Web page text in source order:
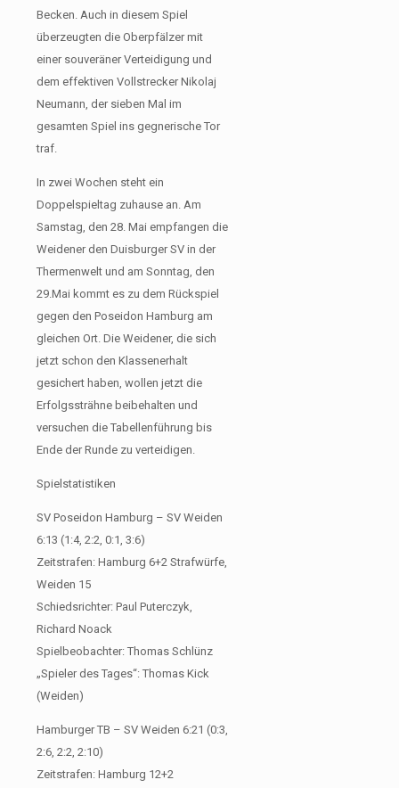
Becken. Auch in diesem Spiel
überzeugten die Oberpfälzer mit
einer souveräner Verteidigung und
dem effektiven Vollstrecker Nikolaj
Neumann, der sieben Mal im
gesamten Spiel ins gegnerische Tor
traf.
In zwei Wochen steht ein
Doppelspieltag zuhause an. Am
Samstag, den 28. Mai empfangen die
Weidener den Duisburger SV in der
Thermenwelt und am Sonntag, den
29.Mai kommt es zu dem Rückspiel
gegen den Poseidon Hamburg am
gleichen Ort. Die Weidener, die sich
jetzt schon den Klassenerhalt
gesichert haben, wollen jetzt die
Erfolgssträhne beibehalten und
versuchen die Tabellenführung bis
Ende der Runde zu verteidigen.
Spielstatistiken
SV Poseidon Hamburg – SV Weiden
6:13 (1:4, 2:2, 0:1, 3:6)
Zeitstrafen: Hamburg 6+2 Strafwürfe,
Weiden 15
Schiedsrichter: Paul Puterczyk,
Richard Noack
Spielbeobachter: Thomas Schlünz
„Spieler des Tages“: Thomas Kick
(Weiden)
Hamburger TB – SV Weiden 6:21 (0:3,
2:6, 2:2, 2:10)
Zeitstrafen: Hamburg 12+2